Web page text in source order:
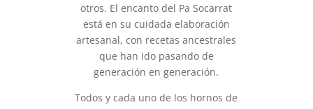
otros. El encanto del Pa Socarrat
está en su cuidada elaboración
artesanal, con recetas ancestrales
que han ido pasando de
generación en generación.
Todos y cada uno de los hornos de